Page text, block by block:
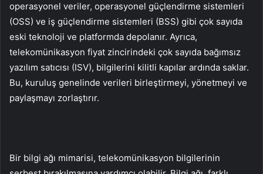
operasyonel veriler, operasyonel güçlendirme sistemleri
(OSS) ve iş güçlendirme sistemleri (BSS) gibi çok sayıda
eski teknoloji ve platformda depolanır. Ayrıca,
telekomünikasyon fiyat zincirindeki çok sayıda bağımsız
yazılım satıcısı (ISV), bilgilerini kilitli kapılar ardında saklar.
Bu, kuruluş genelinde verileri birleştirmeyi, yönetmeyi ve
paylaşmayı zorlaştırır.
Bir bilgi ağı mimarisi, telekomünikasyon bilgilerinin